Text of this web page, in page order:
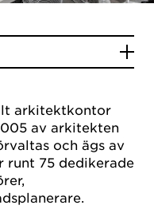
arkitektkontor
av arkitekten
och ägs av
runt 75 dedikerade